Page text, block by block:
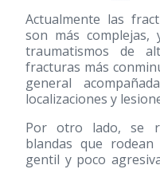
Actualmente las
son más
traumatismos de
fracturas más
general
localizaciones y
Por otro lado, se
blandas que
gentil y poco